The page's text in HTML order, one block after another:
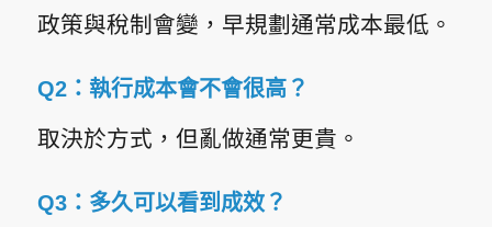
政策與稅制會變，早規劃通常成本最低。
Q2：執行成本會不會很高？
取決於方式，但亂做通常更貴。
Q3：多久可以看到成效？